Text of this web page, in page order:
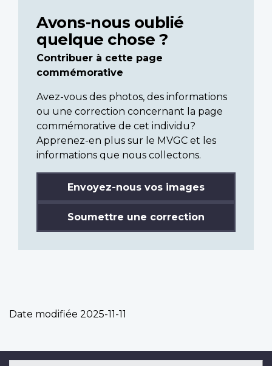
Avons-nous oublié
quelque chose ?
Contribuer à cette page
commémorative
Avez-vous des photos, des informations
ou une correction concernant la page
commémorative de cet individu?
Apprenez-en plus sur le MVGC et les
informations que nous collectons.
Envoyez-nous vos images
Soumettre une correction
Date modifiée 2025-11-11